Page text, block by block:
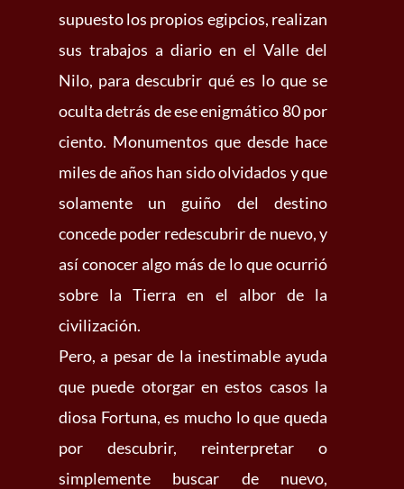
supuesto los propios egipcios, realizan
sus trabajos a diario en el Valle del
Nilo, para descubrir qué es lo que se
oculta detrás de ese enigmático 80 por
ciento. Monumentos que desde hace
miles de años han sido olvidados y que
solamente un guiño del destino
concede poder redescubrir de nuevo, y
así conocer algo más de lo que ocurrió
sobre la Tierra en el albor de la
civilización.
Pero, a pesar de la inestimable ayuda
que puede otorgar en estos casos la
diosa Fortuna, es mucho lo que queda
por descubrir, reinterpretar o
simplemente buscar de nuevo,